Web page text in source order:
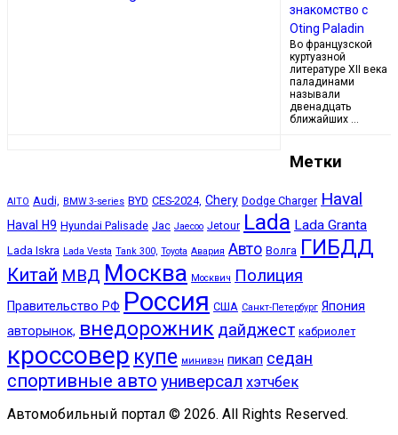
знакомство с
Oting Paladin
Во французской
куртуазной
литературе XII века
паладинами
называли
двенадцать
ближайших …
Метки
AITO Audi, BMW 3-series BYD CES-2024, Chery Dodge Charger Haval
Haval H9 Hyundai Palisade Jac Jaecoo Jetour Lada Lada Granta
Lada Iskra Lada Vesta Tank 300, Toyota Авария Авто Волга ГИБДД
Китай МВД Москва Москвич Полиция
Правительство РФ Россия США Санкт-Петербург Япония
авторынок, внедорожник дайджест кабриолет
кроссовер купе минивэн пикап седан
спортивные авто универсал хэтчбек
Автомобильный портал © 2026. All Rights Reserved.